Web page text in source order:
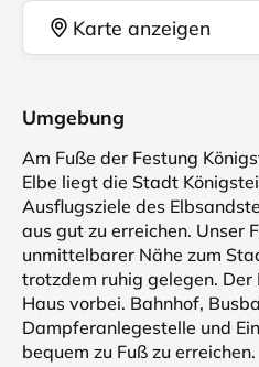
Karte anzeigen
Umgebung
Am Fuße der Festung
Elbe liegt die Stadt
Ausflugsziele des
aus gut zu erreichen. Unser
unmittelbarer Nähe zum
trotzdem ruhig gelegen.
Haus vorbei. Bahnhof,
Dampferanlegestelle und
bequem zu Fuß zu erreichen.